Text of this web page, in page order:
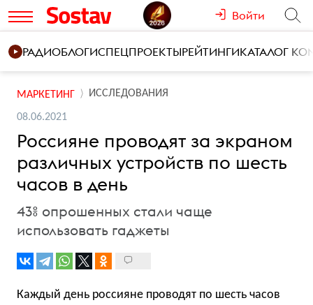
Войти
РАДИОБЛОГИСПЕЦПРОЕКТЫРЕЙТИНГИКАТАЛОГ
МАРКЕТИНГ ИССЛЕДОВАНИЯ
08.06.2021
Россияне проводят за экраном
различных устройств по шесть
часов в день
43% опрошенных стали чаще
использовать гаджеты
Каждый день россияне проводят по шесть часов